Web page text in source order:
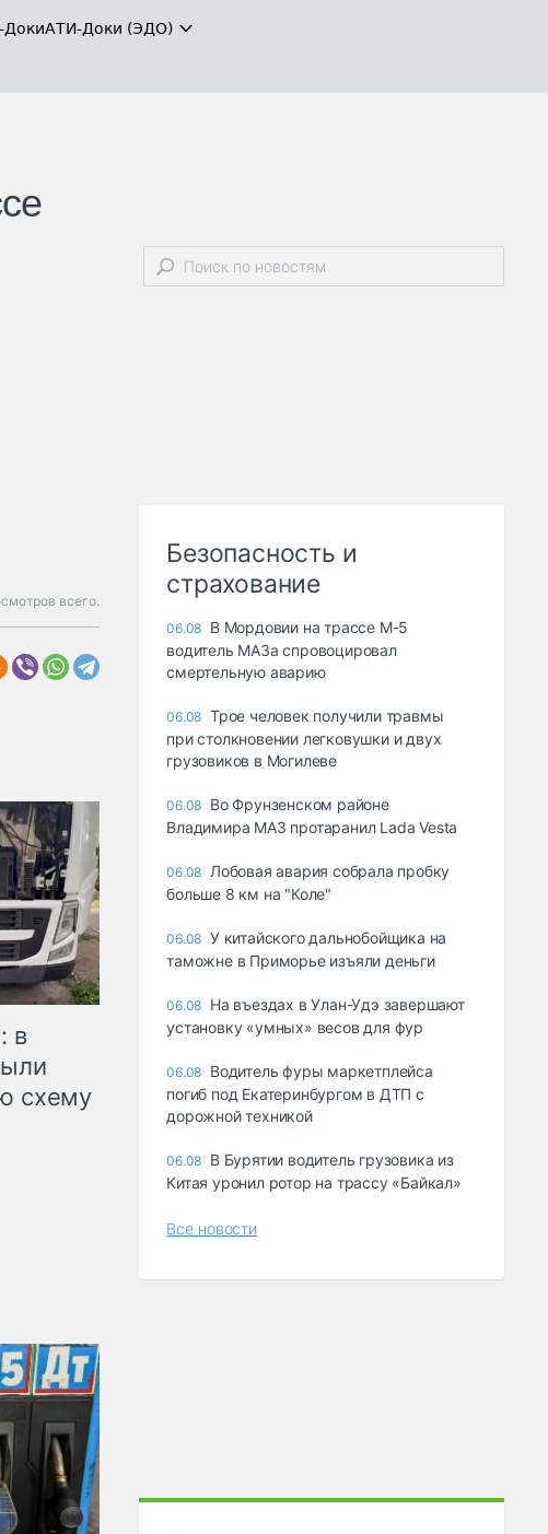
ДокиАТИ-Доки (ЭДО)
всего.
в
схему
Безопасность и
страхование
06.08 В Мордовии на трассе М-5
водитель МАЗа спровоцировал
смертельную аварию
06.08 Трое человек получили травмы
при столкновении легковушки и двух
грузовиков в Могилеве
06.08 Во Фрунзенском районе
Владимира МАЗ протаранил Lada Vesta
06.08 Лобовая авария собрала пробку
больше 8 км на "Коле"
06.08 У китайского дальнобойщика на
таможне в Приморье изъяли деньги
06.08 Ha въeздax в Улaн-Удэ зaвepшaют
ycтaнoвкy «yмныx» вecoв для фyp
06.08 Водитель фуры маркетплейса
погиб под Екатеринбургом в ДТП с
дорожной техникой
06.08 В Бурятии водитель грузовика из
Китая уронил ротор на трассу «Байкал»
Все новости